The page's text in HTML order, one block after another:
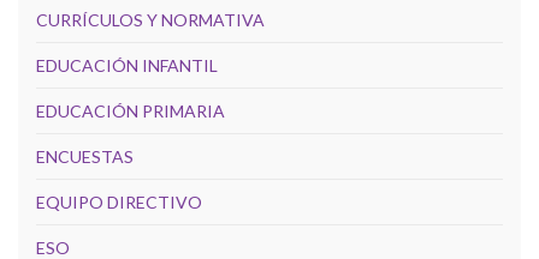
CURRÍCULOS Y NORMATIVA
EDUCACIÓN INFANTIL
EDUCACIÓN PRIMARIA
ENCUESTAS
EQUIPO DIRECTIVO
ESO